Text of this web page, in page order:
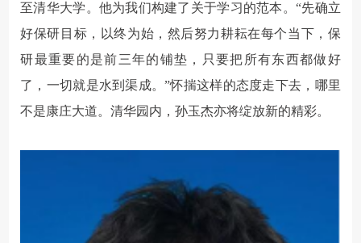
至清华大学。他为我们构建了关于学习的范本。“先确立
好保研目标，以终为始，然后努力耕耘在每个当下，保
研最重要的是前三年的铺垫，只要把所有东西都做好
了，一切就是水到渠成。”怀揣这样的态度走下去，哪里
不是康庄大道。清华园内，孙玉杰亦将绽放新的精彩。